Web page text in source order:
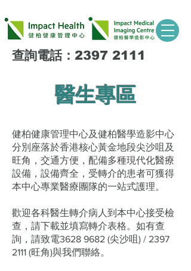
查詢電話：2397 2111
醫生專區
健柏健康管理中心及健柏醫學造影中心
分別座落於香港核心黃金地段尖沙咀及
旺角，交通方便，配備多種現代化醫療
設備，設備齊全，受轉介的患者可獲得
本中心專業醫療團隊的一站式護理。
歡迎各科醫生轉介病人到本中心接受檢
查，請下載並填寫轉介表格。如有查
詢，請致電3628 9682 (尖沙咀) / 2397
2111 (旺角)與我們聯絡。